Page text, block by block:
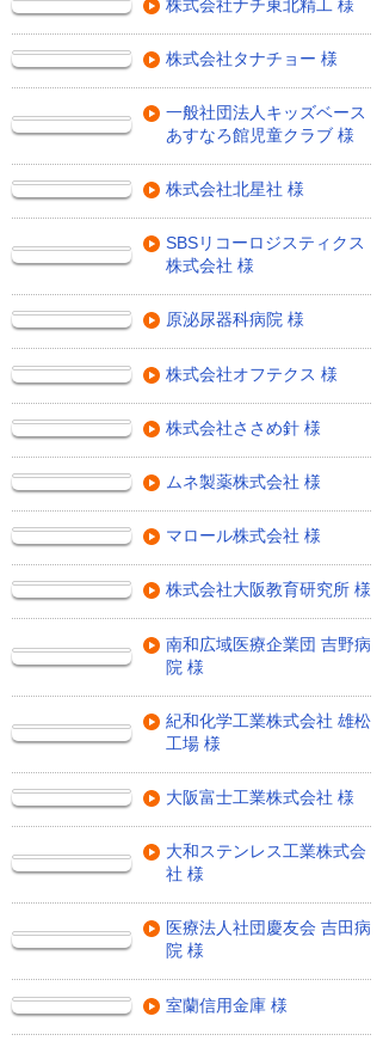
株式会社ナチ東北精工 様
株式会社タナチョー 様
一般社団法人キッズベース
あすなろ館児童クラブ 様
株式会社北星社 様
SBSリコーロジスティクス
株式会社 様
原泌尿器科病院 様
株式会社オフテクス 様
株式会社ささめ針 様
ムネ製薬株式会社 様
マロール株式会社 様
株式会社大阪教育研究所 様
南和広域医療企業団 吉野病
院 様
紀和化学工業株式会社 雄松
工場 様
大阪富士工業株式会社 様
大和ステンレス工業株式会
社 様
医療法人社団慶友会 吉田病
院 様
室蘭信用金庫 様